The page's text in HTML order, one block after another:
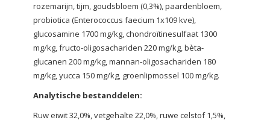
rozemarijn, tijm, goudsbloem (0,3%), paardenbloem,
probiotica (Enterococcus faecium 1x109 kve),
glucosamine 1700 mg/kg, chondroïtinesulfaat 1300
mg/kg, fructo-oligosachariden 220 mg/kg, bèta-
glucanen 200 mg/kg, mannan-oligosachariden 180
mg/kg, yucca 150 mg/kg, groenlipmossel 100 mg/kg.
Analytische bestanddelen:
Ruw eiwit 32,0%, vetgehalte 22,0%, ruwe celstof 1,5%,